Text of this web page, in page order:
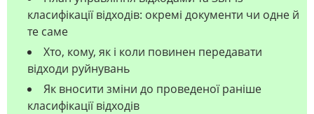
класифікації відходів: окремі документи чи одне й
те саме
Хто, кому, як і коли повинен передавати
відходи руйнувань
Як вносити зміни до проведеної раніше
класифікації відходів